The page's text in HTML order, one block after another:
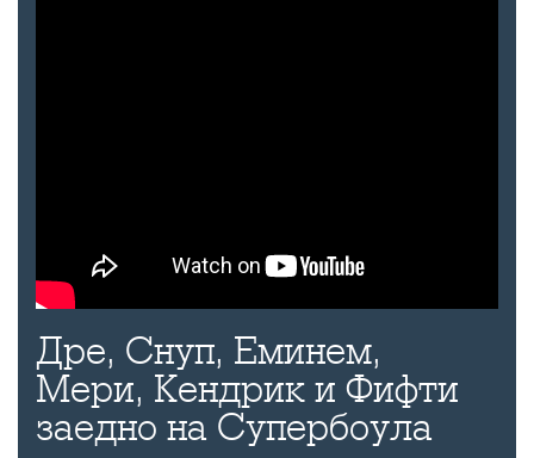
Дре, Снуп, Еминем,
Мери, Кендрик и Фифти
заедно на Супербоула